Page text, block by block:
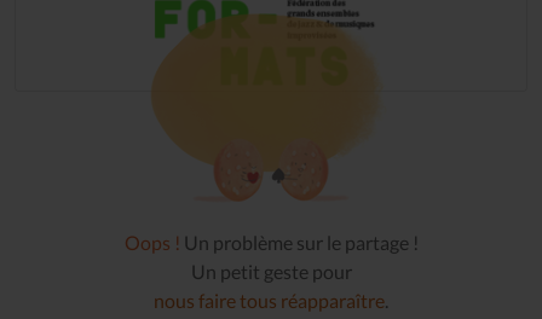
Oops ! Un problème sur le partage !
Un petit geste pour
nous faire tous réapparaître.